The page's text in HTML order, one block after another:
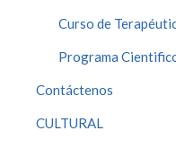
Curso de
Programa
Contáctenos
CULTURAL